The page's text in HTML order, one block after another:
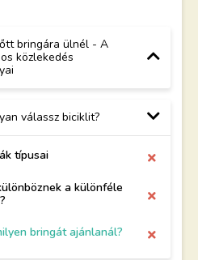
bringára ülnél - A
közlekedés
válassz biciklit?
típusai
a különféle
bringát ajánlanál?